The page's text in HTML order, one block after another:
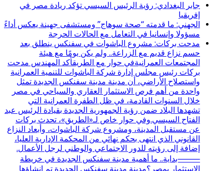
جابر البغدادي: رؤية الرئيس السيسي تؤكد ريادة مصر في
إفريقيا
الجهني: ما قدمته “صحة سوهاج” ومستشفى جهينة يعكس أداءً
مسؤولا وإنسانيا في التعامل مع الحالات الحرجة
مدحت بركات: مشروع الباشوات في سفنكس ينطلق بعد
حسم نزاع قديم مع الزراعة.. ولم يكن يومًا مع هيئة
المجتمعات العمرانيةفي حوار مع الطريقأكد المهندس مدحت
بركات رئيس مجلس إدارة شركة الباشوات للتنمية العمرانية
واستصلاح الأراضي، أن مدينة مدينة سفنكس الجديدة تمثل
واحدة من أهم فرص الاستثمار العقاري والسياحي في مصر
خلال السنوات القادمة، في ظل الطفرة العمرانية التي
تشهدها البلاد ضمن رؤية الجمهورية الجديدة بقيادة الرئيس عبد
الفتاح السيسي.وفي حوار خاص لـ«الطريق»، تحدث بركات
عن مستقبل المدينة، ومشروع شركة الباشوات، وأبعاد النزاع
القانوني الذي انتهى بحكم نهائي من المحكمة الإدارية العليا،
إضافة إلى رؤيته للدور الاجتماعي والوطني لرجل الأعمال.
⸻بداية.. ما أهمية مدينة سفنكس الجديدة في خريطة
الاستثمار بمصر؟مدينة مدينة سفنكس الجديدة تم إنشاؤها